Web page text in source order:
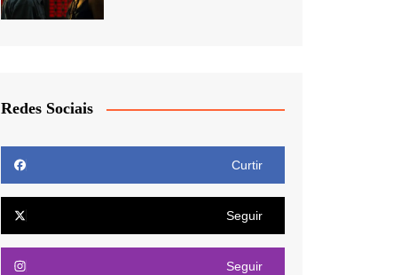
Redes Sociais
Curtir
Seguir
Seguir